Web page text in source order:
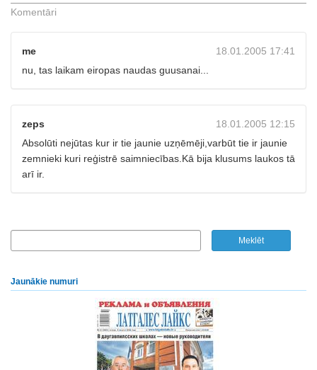
Komentāri
18.01.2005 17:41
me
nu, tas laikam eiropas naudas guusanai...
18.01.2005 12:15
zeps
Absolūti nejūtas kur ir tie jaunie uzņēmēji,varbūt tie ir jaunie
zemnieki kuri reģistrē saimniecības.Kā bija klusums laukos tā
arī ir.
Jaunākie numuri